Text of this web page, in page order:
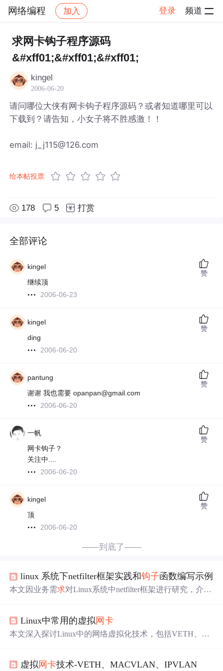
网络编程 加入 登录 频道
社区 网络编程 帖子详情
求网卡钩子程序源码
&#xff01;&#xff01;&#xff01;
kingel
2006-06-20
请问哪位大侠有网卡钩子程序源码？或者知道哪里可以
下载到？请告知，小女子将不胜感激！！
email: j_j115@126.com
给本帖投票
178 5 打赏
全部评论
kingel
继续顶
2006-06-23
赞
kingel
ding
2006-06-20
赞
pantung
谢谢 我也需要 opanpan@gmail.com
2006-06-20
赞
一帆
网卡钩子？
关注中....
2006-06-20
赞
kingel
顶
2006-06-20
赞
——到底了——
linux 系统下netfilter框架实践和钩子函数编写示例
本文因业务需求对Linux系统中netfilter框架进行研究，介绍
er钩子节点。最后提供在不同钩子
的示例代码及交叉编译的Makefile文件。
Linux中常用的虚拟 网卡
本文深入探讨Linux中的网络虚拟化技术，包括VETH、M
络连接。VETH用于在同一主机上的netnamespace间安全传
虚拟 网卡技术-VETH、MACVLAN、IPVLAN